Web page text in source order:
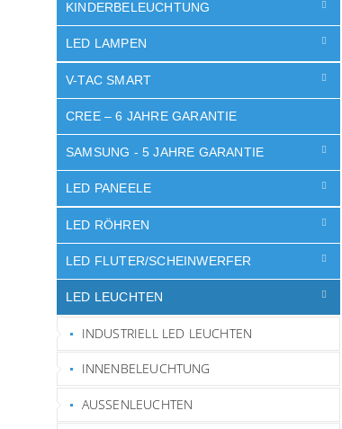
KINDERBELEUCHTUNG
LED LAMPEN
V-TAC SMART
CREE – 6 JAHRE GARANTIE
SAMSUNG - 5 JAHRE GARANTIE
LED PANEELE
LED RÖHREN
LED FLUTER/SCHEINWERFER
LED LEUCHTEN
INDUSTRIELL LED LEUCHTEN
INNENBELEUCHTUNG
AUSSENLEUCHTEN